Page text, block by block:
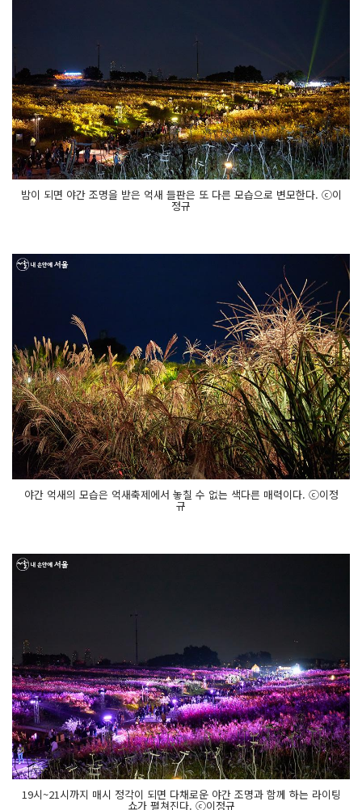
밤이 되면 야간 조명을 받은 억새 들판은 또 다른 모습으로 변모한다. ⓒ이
정규
야간 억새의 모습은 억새축제에서 놓칠 수 없는 색다른 매력이다. ⓒ이정
규
19시~21시까지 매시 정각이 되면 다채로운 야간 조명과 함께 하는 라이팅
쇼가 펼쳐진다. ⓒ이정규